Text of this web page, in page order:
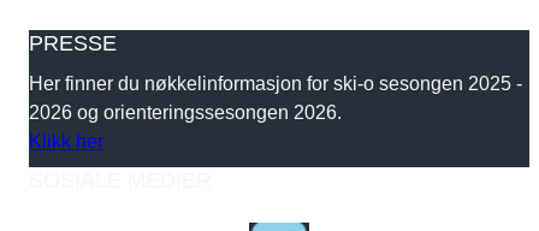
PRESSE
Her finner du nøkkelinformasjon for ski-o sesongen 2025 -
2026 og orienteringssesongen 2026.
Klikk her